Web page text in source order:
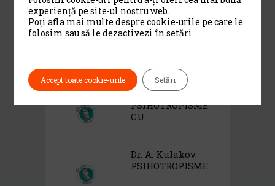
„Moldova” Ia...
Editia A X...
Dr A Kulakov
PSIHOTROPISME
CU...
Dr. A. Kulakov
PSIHOTROPISME...
experiență pe site-ul nostru web.
Poți afla mai multe despre cookie-urile pe care le
folosim sau să le dezactivezi însetări.
Accept toate cookie-urile Setări